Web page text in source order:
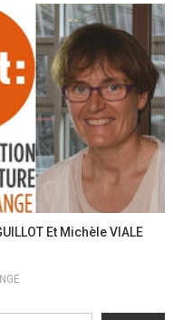
Et Michèle VIALE